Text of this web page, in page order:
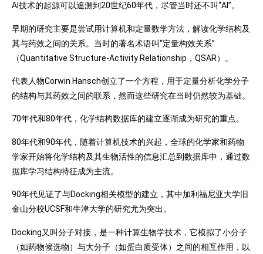
AI技术的起源可以追溯到20世纪60年代，尽管当时还不叫“AI”。
早期的研究主要是尝试用计算机和定量数学方法，解读化学结构及
其与药效之间的关系。当时的著名术语叫“定量构效关系”
（Quantitative Structure-Activity Relationship，QSAR）。
代表人物Corwin Hansch创立了一个方程，用于定量分析化学分子
的结构与其药效之间的联系，然而这些研究在当时仍然较为基础。
70年代和80年代，化学结构数据库的建立逐渐成为研究的重点。
80年代和90年代，随着计算机技术的兴起，全球的化学家和药物
学家开始将化学结构及其生物活性的信息汇总到数据库中，通过数
据库学习结构特征成为主流。
90年代见证了与Docking相关模型的建立，其中加利福尼亚大学旧
金山分校UCSF和牛津大学的研究尤为突出。
Docking又叫分子对接，是一种计算生物学技术，它模拟了小分子
（如药物候选物）与大分子（如蛋白质受体）之间的相互作用，以